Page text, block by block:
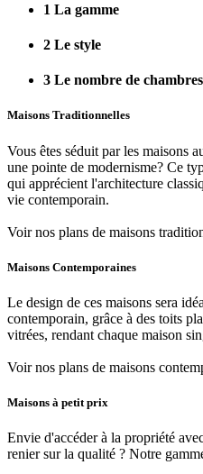
1 La gamme
2 Le style
3 Le nombre de chambres
Maisons Traditionnelles
Vous êtes séduit par les maisons
une pointe de modernisme? Ce
qui apprécient l'architecture
vie contemporain.
Voir nos plans de maisons
Maisons Contemporaines
Le design de ces maisons sera
contemporain, grâce à des toits
vitrées, rendant chaque maison
Voir nos plans de maisons
Maisons à petit prix
Envie d'accéder à la propriété
renier sur la qualité ? Notre